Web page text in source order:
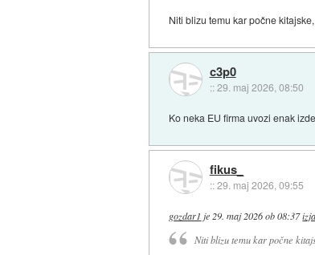
Niti blizu temu kar počne
c3p0
::29. maj 2026, 08:50
Ko neka EU firma uvozi enak
fikus_
::29. maj 2026, 09:55
gozdar1 je 29. maj 2026 ob 08:37
Niti blizu temu kar počne